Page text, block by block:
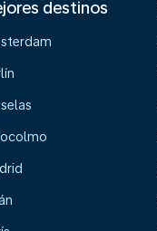
destinos